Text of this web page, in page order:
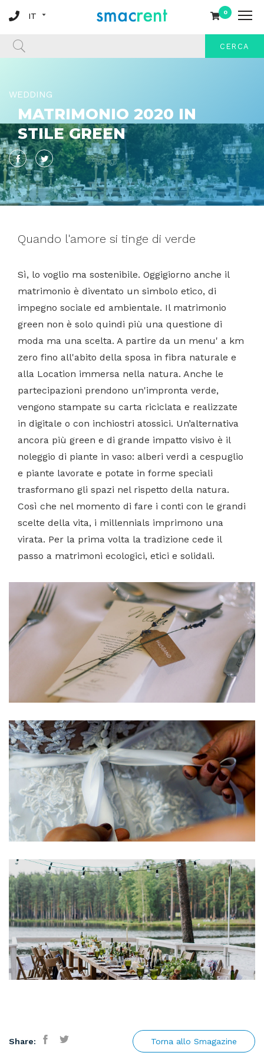
0
CERCA
WEDDING
MATRIMONIO 2020 IN
STILE GREEN
FacebookTwitter
Quando l'amore si tinge di verde
Sì, lo voglio ma sostenibile. Oggigiorno anche il
matrimonio è diventato un simbolo etico, di
impegno sociale ed ambientale. Il matrimonio
green non è solo quindi più una questione di
moda ma una scelta. A partire da un menu' a km
zero fino all'abito della sposa in fibra naturale e
alla Location immersa nella natura. Anche le
partecipazioni prendono un'impronta verde,
vengono stampate su carta riciclata e realizzate
in digitale o con inchiostri atossici. Un’alternativa
ancora più green e di grande impatto visivo è il
noleggio di piante in vaso: alberi verdi a cespuglio
e piante lavorate e potate in forme speciali
trasformano gli spazi nel rispetto della natura.
Così che nel momento di fare i conti con le grandi
scelte della vita, i millennials imprimono una
virata. Per la prima volta la tradizione cede il
passo a matrimoni ecologici, etici e solidali.
Share: Torna allo Smagazine